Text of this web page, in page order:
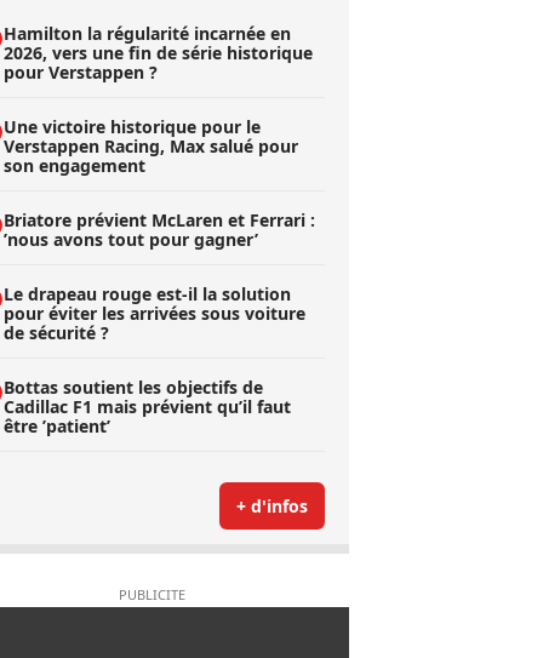
Hamilton la régularité incarnée en
2026, vers une fin de série historique
pour Verstappen ?
Une victoire historique pour le
Verstappen Racing, Max salué pour
son engagement
Briatore prévient McLaren et Ferrari :
’nous avons tout pour gagner’
Le drapeau rouge est-il la solution
pour éviter les arrivées sous voiture
de sécurité ?
Bottas soutient les objectifs de
Cadillac F1 mais prévient qu’il faut
être ’patient’
+ d'infos